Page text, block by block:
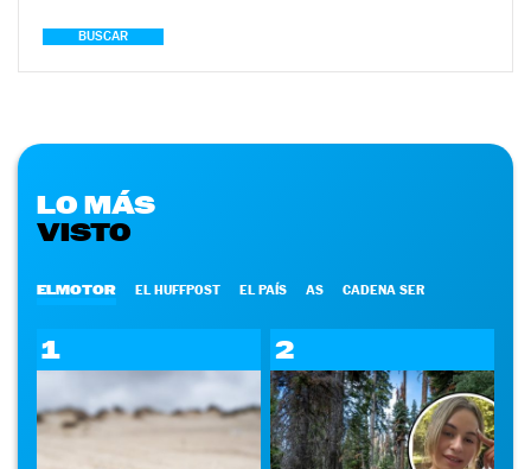
BUSCAR
LO MÁS
VISTO
ELMOTOR EL HUFFPOST EL PAÍS AS CADENA SER
1 2